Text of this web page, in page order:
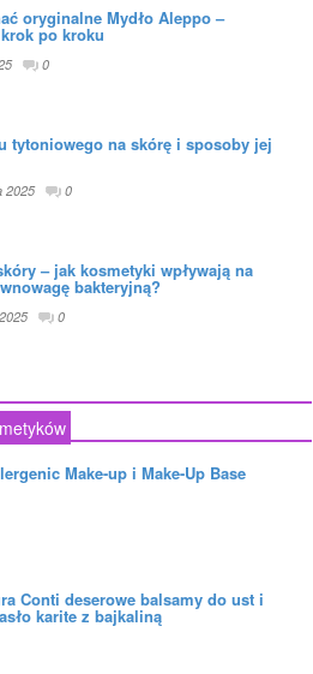
oryginalne Mydło Aleppo –
po kroku
0
tytoniowego na skórę i sposoby jej
2025 0
– jak kosmetyki wpływają na
bakteryjną?
0
Make-up i Make-Up Base
Conti deserowe balsamy do ust i
karite z bajkaliną